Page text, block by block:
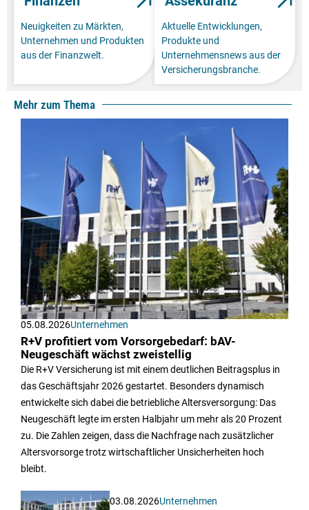
Neuigkeiten zu Märkten,
Unternehmen und Produkten
aus der Finanzwelt.
Aktuelle Entwicklungen,
Produkte und
Unternehmensnews aus der
Versicherungsbranche.
Mehr zum Thema
05.08.2026Unternehmen
R+V profitiert vom Vorsorgebedarf: bAV-
Neugeschäft wächst zweistellig
Die R+V Versicherung ist mit einem deutlichen Beitragsplus in
das Geschäftsjahr 2026 gestartet. Besonders dynamisch
entwickelte sich dabei die betriebliche Altersversorgung: Das
Neugeschäft legte im ersten Halbjahr um mehr als 20 Prozent
zu. Die Zahlen zeigen, dass die Nachfrage nach zusätzlicher
Altersvorsorge trotz wirtschaftlicher Unsicherheiten hoch
bleibt.
03.08.2026Unternehmen